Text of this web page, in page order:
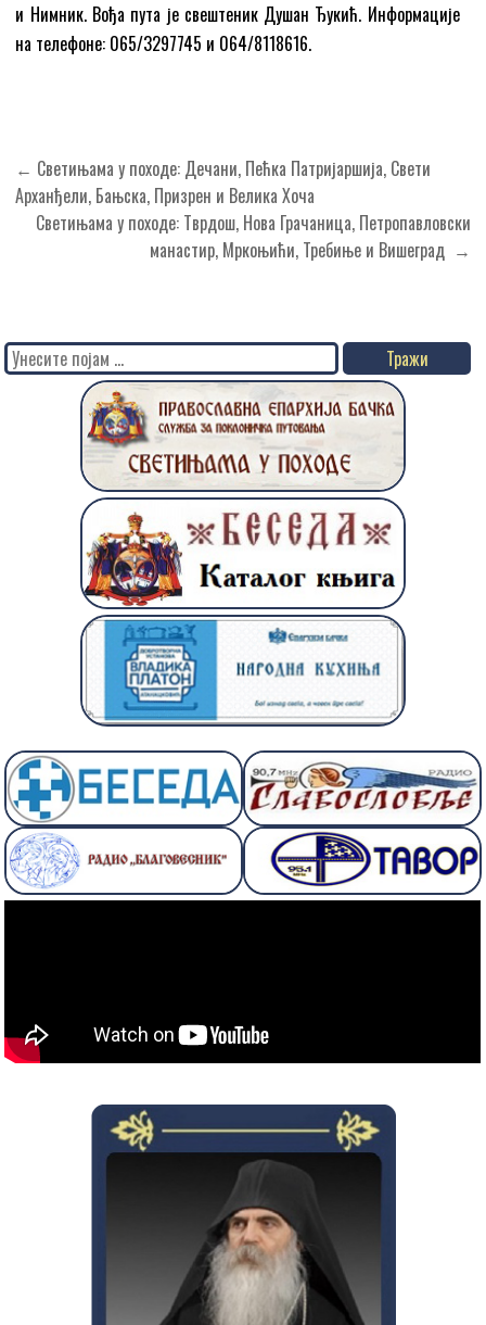
и Нимник. Вођа пута је свештеник Душан Ђукић. Информације
на телефоне: 065/3297745 и 064/8118616.
Кретање
чланка
← Светињама у походе: Дечани, Пећка Патријаршија, Свети
Арханђели, Бањска, Призрен и Велика Хоча
Светињама у походе: Тврдош, Нова Грачаница, Петропавловски
манастир, Мркоњићи, Требиње и Вишеград →
Search
for: